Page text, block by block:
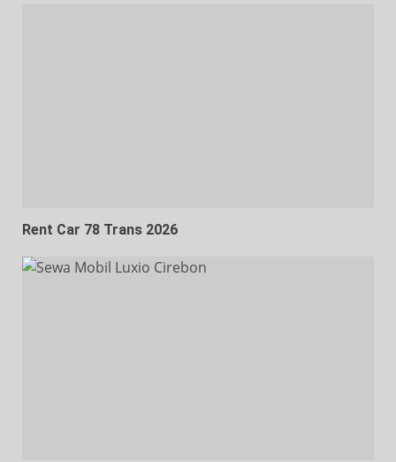
Rent Car 78 Trans 2026